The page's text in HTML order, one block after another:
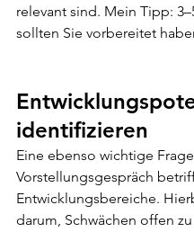
relevant sind. Mein Tipp:
sollten Sie vorbereitet
identifizieren
Eine ebenso wichtige
Vorstellungsgespräch
Entwicklungsbereiche.
darum, Schwächen offen